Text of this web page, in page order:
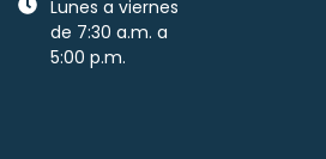
Lunes a viernes
de 7:30 a.m. a
5:00 p.m.